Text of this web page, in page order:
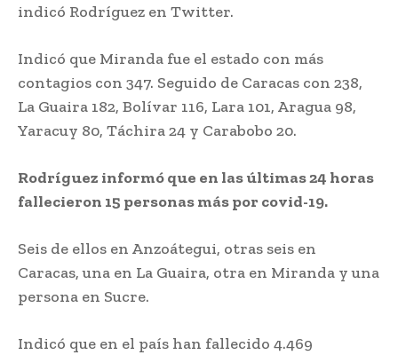
indicó Rodríguez en Twitter.
Indicó que Miranda fue el estado con más
contagios con 347. Seguido de Caracas con 238,
La Guaira 182, Bolívar 116, Lara 101, Aragua 98,
Yaracuy 80, Táchira 24 y Carabobo 20.
Rodríguez informó que en las últimas 24 horas
fallecieron 15 personas más por covid-19.
Seis de ellos en Anzoátegui, otras seis en
Caracas, una en La Guaira, otra en Miranda y una
persona en Sucre.
Indicó que en el país han fallecido 4.469